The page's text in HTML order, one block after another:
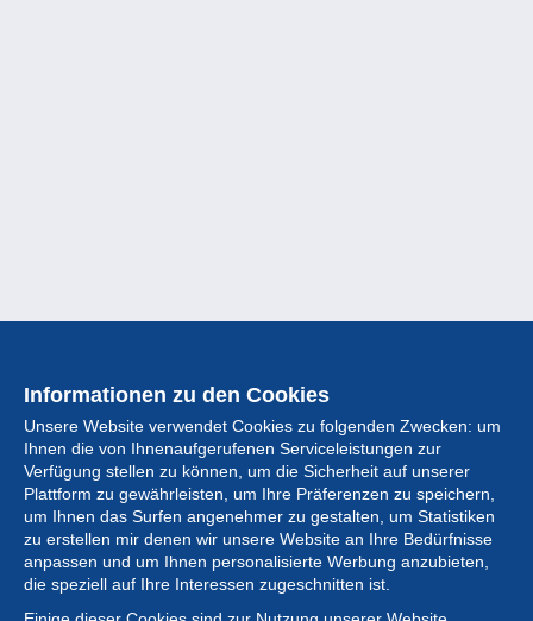
Informationen zu den Cookies
Unsere Website verwendet Cookies zu folgenden Zwecken: um
Ihnen die von Ihnenaufgerufenen Serviceleistungen zur
Verfügung stellen zu können, um die Sicherheit auf unserer
Plattform zu gewährleisten, um Ihre Präferenzen zu speichern,
um Ihnen das Surfen angenehmer zu gestalten, um Statistiken
zu erstellen mir denen wir unsere Website an Ihre Bedürfnisse
anpassen und um Ihnen personalisierte Werbung anzubieten,
die speziell auf Ihre Interessen zugeschnitten ist.
Sammlung